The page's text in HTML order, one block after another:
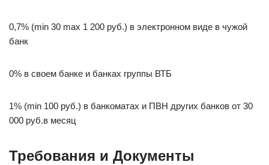
0,7% (min 30 max 1 200 руб.) в электронном виде в чужой
банк
0% в своем банке и банках группы ВТБ
1% (min 100 руб.) в банкоматах и ПВН других банков от 30
000 руб.в месяц
Требования и Документы